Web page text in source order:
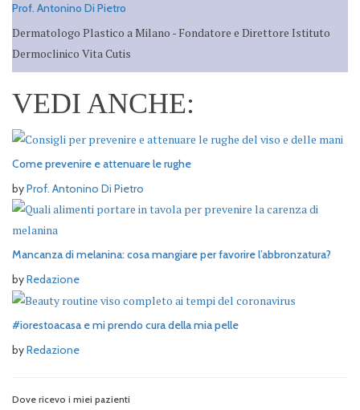
Prof. Antonino Di Pietro
Dermatologo Plastico a Milano - Fondatore e Direttore Istituto
Dermoclinico Vita Cutis
VEDI ANCHE:
Come prevenire e attenuare le rughe
byProf. Antonino Di Pietro
Mancanza di melanina: cosa mangiare per favorire l’abbronzatura?
byRedazione
#iorestoacasa e mi prendo cura della mia pelle
byRedazione
Dove ricevo i miei pazienti